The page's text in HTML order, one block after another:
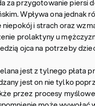
za przygotowanie piersi
Wpływa ona jednak
i strach oraz
prolaktyny u
ojca na potrzeby
jest z tylnego płata
jest on nie tylko
przez procesy